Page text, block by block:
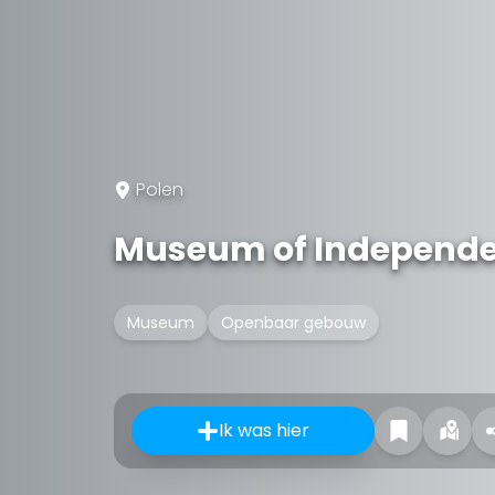
Polen
Museum of
Museum Openbaar gebouw
Ik was hier